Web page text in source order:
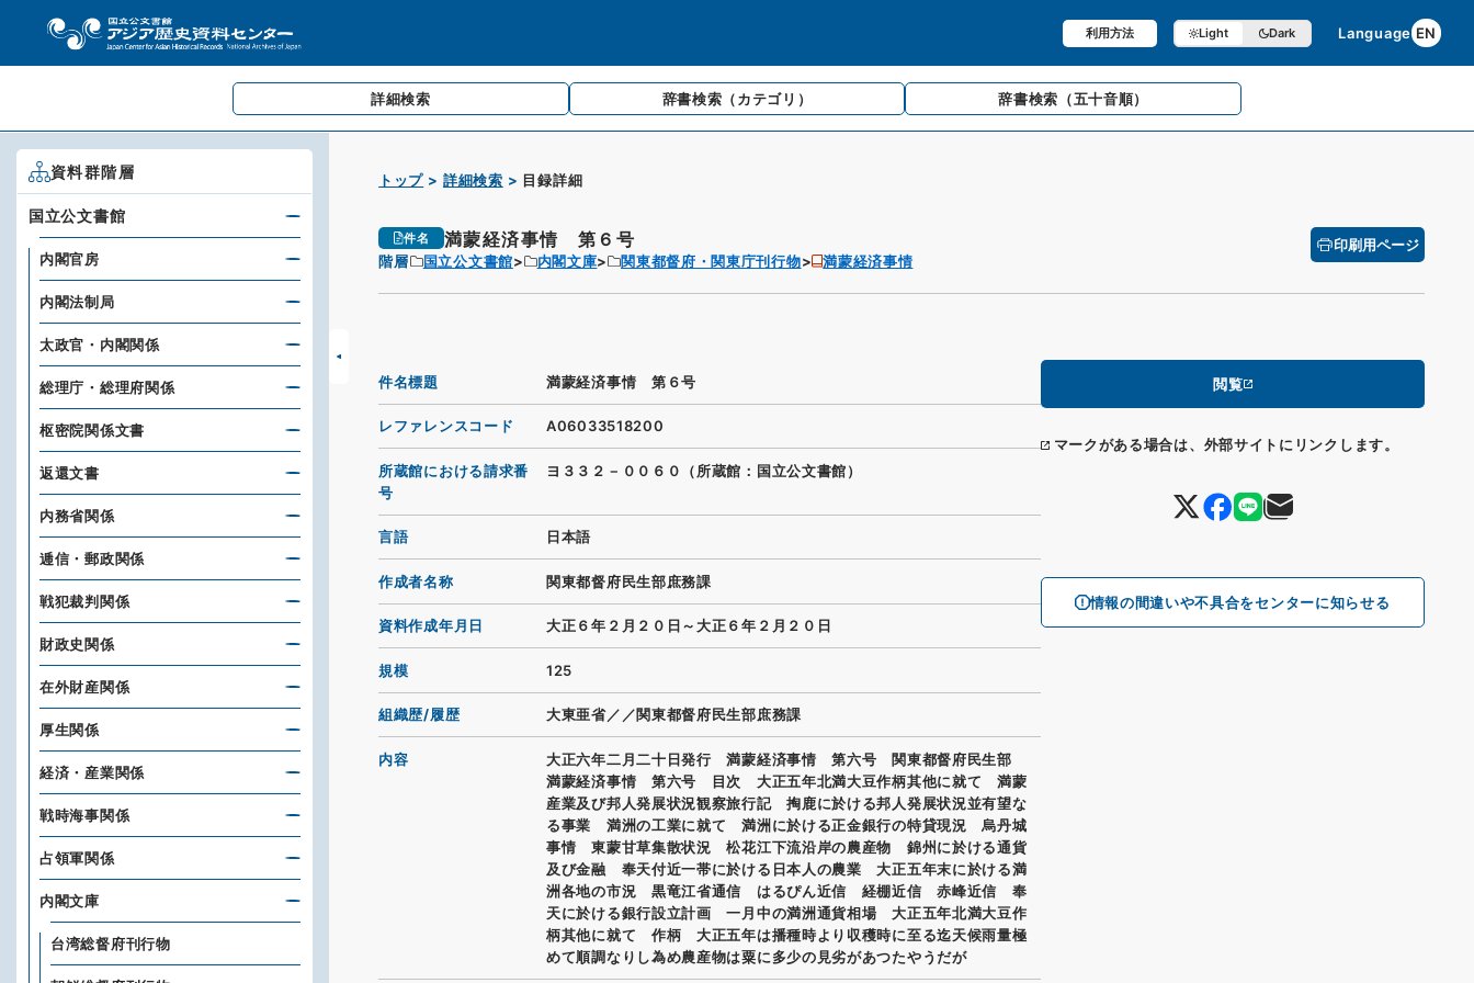
利用方法 Light Dark Language EN
詳細検索 辞書検索 （カテゴリ） 辞書検索 （五十音順）
トップ 詳細検索 目録詳細
件名 満蒙経済事情 第６号
階層 国立公文書館 内閣文庫 関東都督府・関東庁刊行物 満蒙経済事情
印刷用ページ
閲覧
マークがある場合は、外部サイトにリンクします。
情報の間違いや不具合をセンターに知らせる
件名標題 満蒙経済事情 第６号
レファレンスコード A06033518200
所蔵館における請求番
号
ヨ３３２－００６０（所蔵館：国立公文書館）
言語 日本語
作成者名称 関東都督府民生部庶務課
資料作成年月日 大正６年２月２０日～大正６年２月２０日
規模 125
組織歴/履歴 大東亜省／／関東都督府民生部庶務課
内容
大正六年二月二十日発行 満蒙経済事情 第六号 関東都督府民生部
満蒙経済事情 第六号 目次 大正五年北満大豆作柄其他に就て 満蒙
産業及び邦人発展状況観察旅行記 掏鹿に於ける邦人発展状況並有望な
る事業 満洲の工業に就て 満洲に於ける正金銀行の特貸現況 烏丹城
事情 東蒙甘草集散状況 松花江下流沿岸の農産物 錦州に於ける通貨
及び金融 奉天付近一帯に於ける日本人の農業 大正五年末に於ける満
洲各地の市況 黒竜江省通信 はるぴん近信 経棚近信 赤峰近信 奉
天に於ける銀行設立計画 一月中の満洲通貨相場 大正五年北満大豆作
柄其他に就て 作柄 大正五年は播種時より収穫時に至る迄天候雨量極
めて順調なりし為め農産物は粟に多少の見劣があつたやうだが
資料群階層
国立公文書館
内閣官房
内閣法制局
太政官・内閣関係
総理庁・総理府関係
枢密院関係文書
返還文書
内務省関係
逓信・郵政関係
戦犯裁判関係
財政史関係
在外財産関係
厚生関係
経済・産業関係
戦時海事関係
占領軍関係
内閣文庫
台湾総督府刊行物